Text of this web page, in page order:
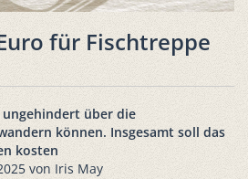
für Fischtreppe
über die
können. Insgesamt soll das
kosten
von Iris May